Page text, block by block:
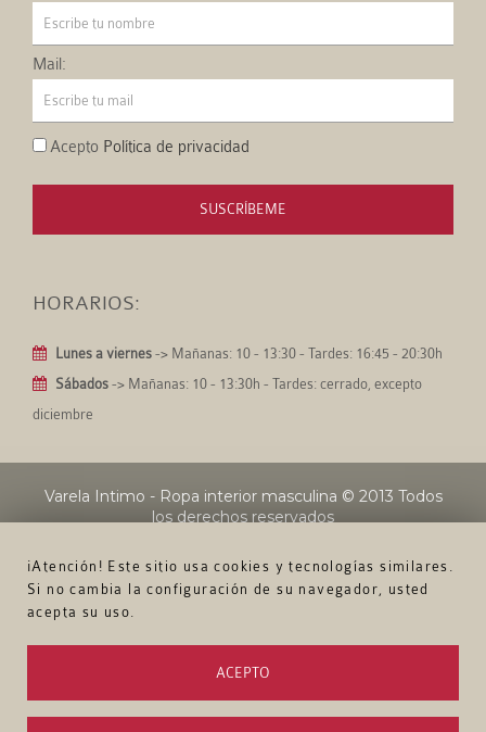
¡Atención! Este sitio usa cookies y tecnologías similares.
Si no cambia la configuración de su navegador, usted
acepta su uso.
ACEPTO
Mail:
Acepto Política de privacidad
SUSCRÍBEME
HORARIOS:
Lunes a viernes -> Mañanas: 10 - 13:30 - Tardes: 16:45 - 20:30h
Sábados -> Mañanas: 10 - 13:30h - Tardes: cerrado, excepto
diciembre
Varela Intimo - Ropa interior masculina © 2013 Todos
los derechos reservados